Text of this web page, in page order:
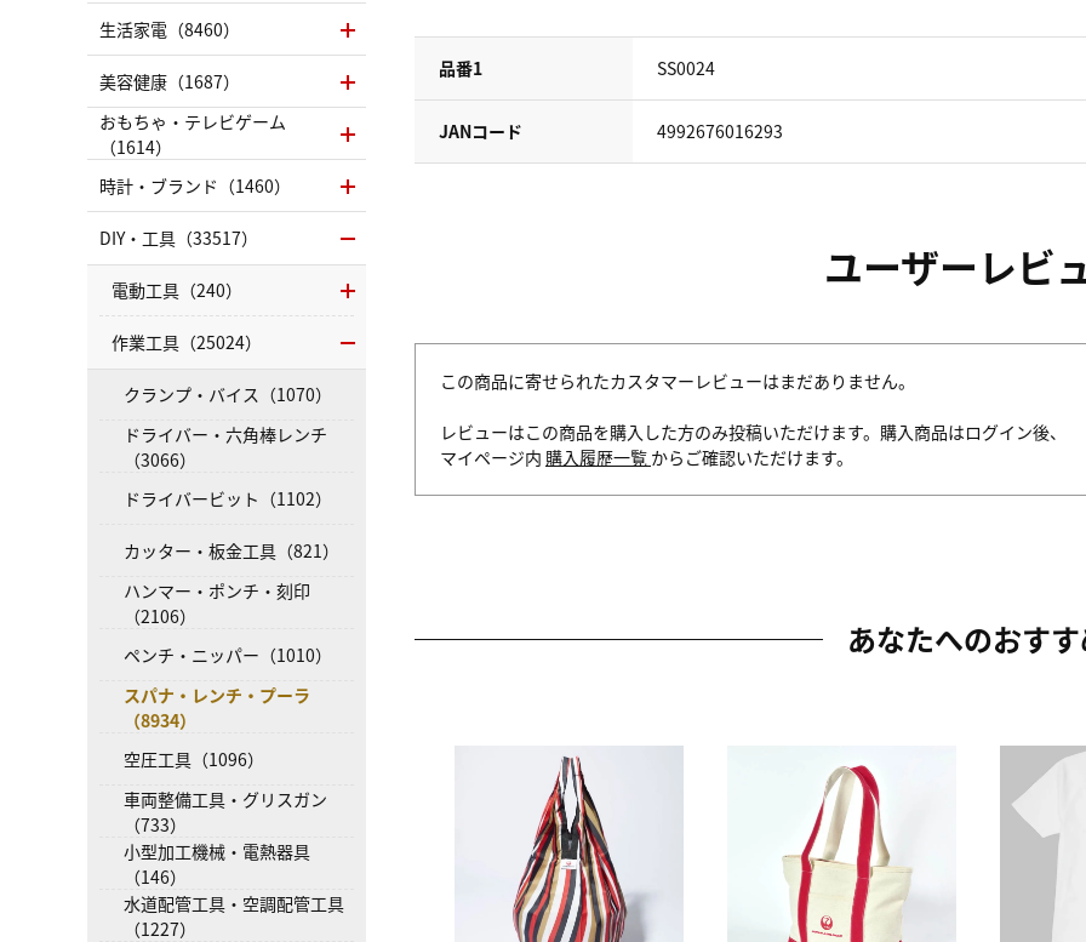
品番1 SS0024
JANコード 4992676016293
ユーザーレビ
この商品に寄せられたカスタマーレビューはまだありません。
レビューはこの商品を購入した方のみ投稿いただけます。購入商品はログイン後、
マイページ内 購入履歴一覧 からご確認いただけます。
あなたへのおす
生活家電（8460）
美容健康（1687）
おもちゃ・テレビゲーム
（1614）
時計・ブランド（1460）
DIY・工具（33517）
電動工具（240）
作業工具（25024）
クランプ・バイス（1070）
ドライバー・六角棒レンチ
（3066）
ドライバービット（1102）
カッター・板金工具（821）
ハンマー・ポンチ・刻印
（2106）
ペンチ・ニッパー（1010）
スパナ・レンチ・プーラ
（8934）
空圧工具（1096）
車両整備工具・グリスガン
（733）
小型加工機械・電熱器具
（146）
水道配管工具・空調配管工具
（1227）